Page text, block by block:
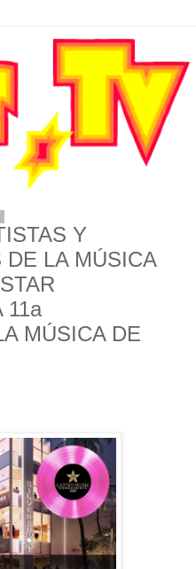
Y
DE LA MÚSICA
11a
MÚSICA DE